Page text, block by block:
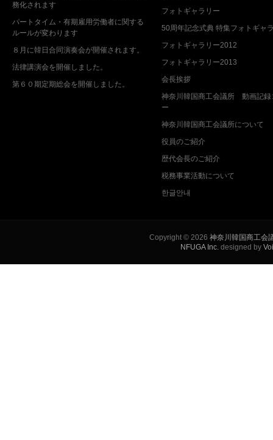
務化されます
パートタイム・有期雇用労働者に関する
ルールが変わります
８月に韓日合同演奏会が開催されます。
法律講演会を開催しました。
第６０期定期総会を開催しました。
フォトギャラリー
50周年記念式典 特集フォトギャ
フォトギャラリー2012
フォトギャラリー2013
会長挨拶
神奈川韓国商工会議所 動画記録
ー
神奈川韓国商工会議所について
役員のご紹介
歴代会長のご紹介
税務事業活動について
한글안내
Copyright © 2026 神奈川韓国商工会
NFUGA Inc. designed by